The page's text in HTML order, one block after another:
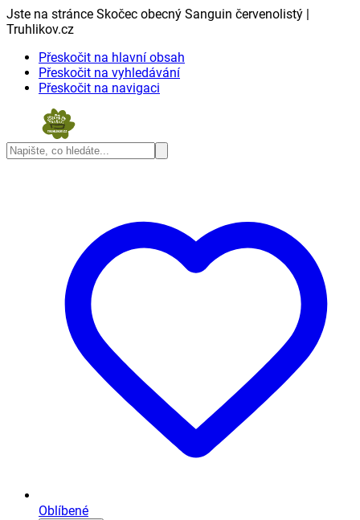
Jste na stránce Skočec obecný Sanguin červenolistý |
Truhlikov.cz
Přeskočit na hlavní obsah
Přeskočit na vyhledávání
Přeskočit na navigaci
Oblíbené